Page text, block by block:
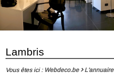
Lambris
Vous êtes ici : Webdeco.be L'annuaire